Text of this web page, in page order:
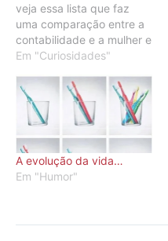
veja essa lista que faz
uma comparação entre a
contabilidade e a mulher e
vai te ajudar a entender o
da contabilidade. A
Solteira é Crédito A
Casada é Débito A Viúva é
Ativo Imobilizado A
Cunhada é…
Em "Curiosidades"
A evolução da vida…
Em "Humor"